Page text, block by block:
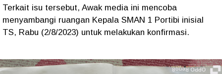
Terkait isu tersebut, Awak media ini mencoba
menyambangi ruangan Kepala SMAN 1 Portibi inisial
TS, Rabu (2/8/2023) untuk melakukan konfirmasi.